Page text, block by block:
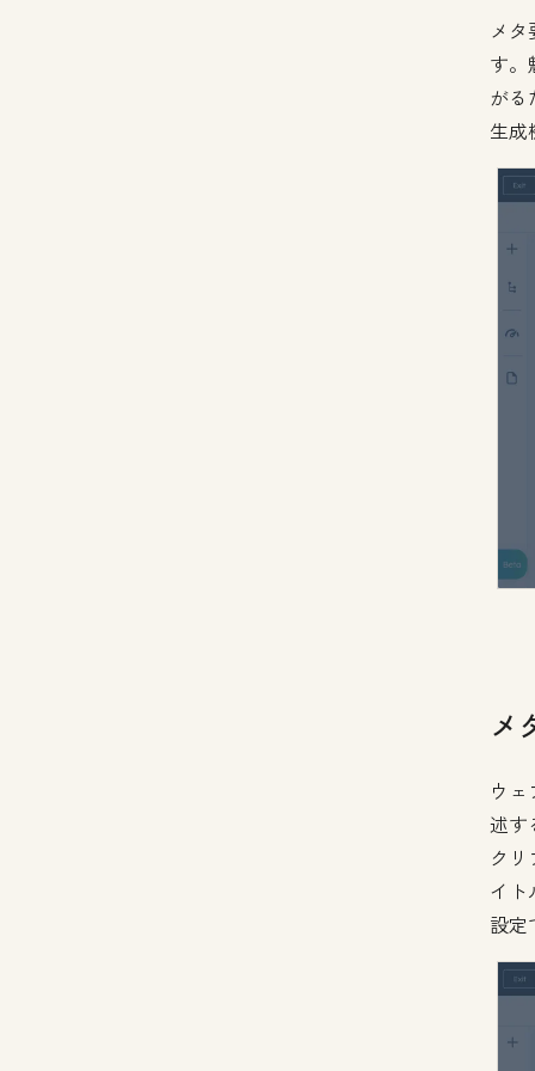
メ
す。
が
生成
メ
ウ
述す
ク
イト
設定